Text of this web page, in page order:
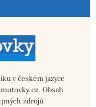
v českém jazyce
Obsah
zdrojů